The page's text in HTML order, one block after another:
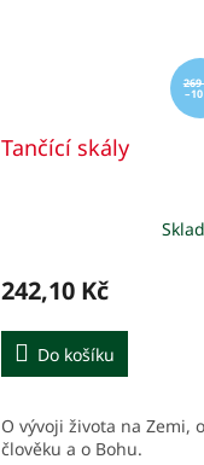
269
Tančící skály
242,10 Kč
Do košíku
O vývoji života na Zemi, o
člověku a o Bohu.